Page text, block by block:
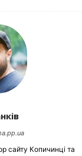
сайту Копичинці та